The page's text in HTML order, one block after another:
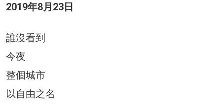
2019年8月23日
誰沒看到
今夜
整個城市
以自由之名